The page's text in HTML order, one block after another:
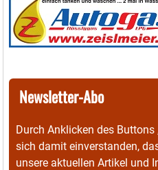
Newsletter-Abo
Durch Anklicken des Buttons
sich damit einverstanden,
unsere aktuellen Artikel und